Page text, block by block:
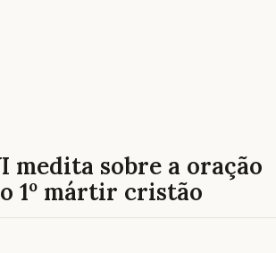
medita sobre a oração
1º mártir cristão